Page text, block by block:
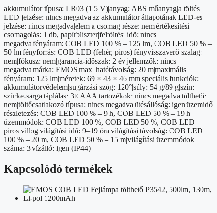
akkumulátor típusa: LR03 (1,5 V)|anyag: ABS műanyag|a töltés
LED jelzése: nincs megadva|az akkumulátor állapotának LED-es
jelzése: nincs megadva|elem a csomag része: nem|értékesítési
csomagolás: 1 db, papírbliszter|feltöltési idő: nincs
megadva|fényáram: COB LED 100 % – 125 lm, COB LED 50 % –
50 lm|fényforrás: COB LED (fehér, piros)|fényvisszaverő szalag:
nem|fókusz: nem|garancia-időszak: 2 év|jellemzők: nincs
megadva|márka: EMOS|max. hatótávolság: 20 m|maximális
fényáram: 125 lm|méretek: 69 × 43 × 46 mm|speciális funkciók:
akkumulátorvédelem|sugárzási szög: 120°|súly: 54 g/89 g|szín:
szürke-sárga|táplálás: 3× AAA|tartozékok: nincs megadva|tölthető:
nem|töltőcsatlakozó típusa: nincs megadva|ütésállóság: igen|üzemidő
részletezés: COB LED 100 % – 9 h, COB LED 50 % – 19 h|
üzemmódok: COB LED 100 %, COB LED 50 %, COB LED –
piros villog|világítási idő: 9–19 óra|világítási távolság: COB LED
100 % – 20 m, COB LED 50 % – 15 m|világítási üzemmódok
száma: 3|vízálló: igen (IP44)
Kapcsolódó termékek